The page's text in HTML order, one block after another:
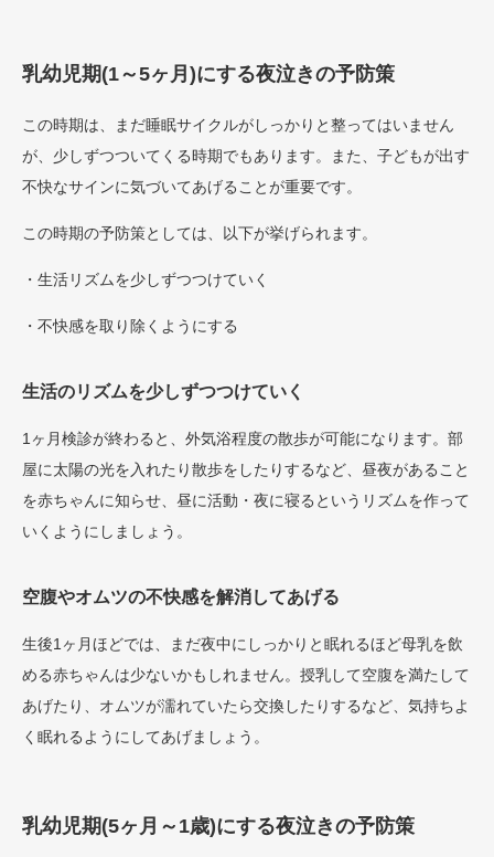
乳幼児期(1～5ヶ月)にする夜泣きの予防策
この時期は、まだ睡眠サイクルがしっかりと整ってはいません
が、少しずつついてくる時期でもあります。また、子どもが出す
不快なサインに気づいてあげることが重要です。
この時期の予防策としては、以下が挙げられます。
・生活リズムを少しずつつけていく
・不快感を取り除くようにする
生活のリズムを少しずつつけていく
1ヶ月検診が終わると、外気浴程度の散歩が可能になります。部
屋に太陽の光を入れたり散歩をしたりするなど、昼夜があること
を赤ちゃんに知らせ、昼に活動・夜に寝るというリズムを作って
いくようにしましょう。
空腹やオムツの不快感を解消してあげる
生後1ヶ月ほどでは、まだ夜中にしっかりと眠れるほど母乳を飲
める赤ちゃんは少ないかもしれません。授乳して空腹を満たして
あげたり、オムツが濡れていたら交換したりするなど、気持ちよ
く眠れるようにしてあげましょう。
乳幼児期(5ヶ月～1歳)にする夜泣きの予防策